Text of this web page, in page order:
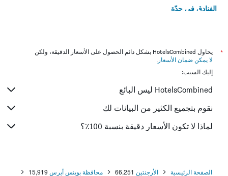
الفنادق في جدّة
*
يحاول HotelsCombined بشكل دائم الحصول على الأسعار الدقيقة، ولكن
لا يمكن ضمان الأسعار .
إليك السبب:
HotelsCombined ليس البائع
نقوم بتجميع الكثير من البيانات لك
لماذا لا تكون الأسعار دقيقة بنسبة 100٪؟
الصفحة الرئيسية الأرجنتين 66,251 محافظة بوينس أيرس 15,919